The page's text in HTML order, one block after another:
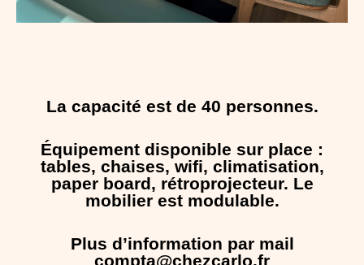
La capacité est de 40 personnes.
Équipement disponible sur place :
tables, chaises, wifi, climatisation,
paper board, rétroprojecteur. Le
mobilier est modulable.
Plus d’information par mail
compta@chezcarlo.fr